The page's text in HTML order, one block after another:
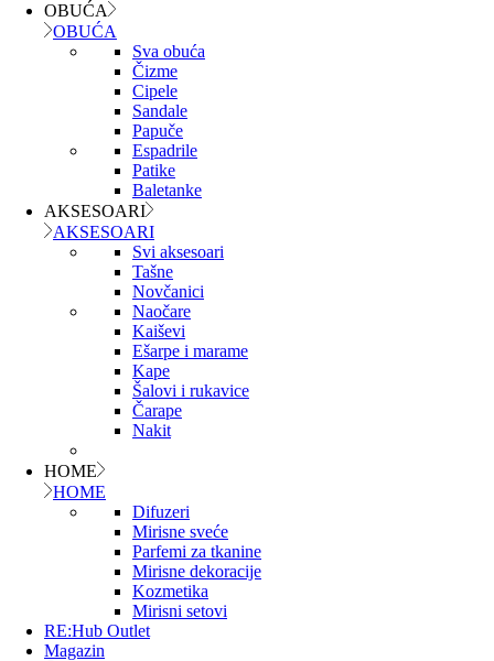
OBUĆA
OBUĆA
Sva obuća
Čizme
Cipele
Sandale
Papuče
Espadrile
Patike
Baletanke
AKSESOARI
AKSESOARI
Svi aksesoari
Tašne
Novčanici
Naočare
Kaiševi
Ešarpe i marame
Kape
Šalovi i rukavice
Čarape
Nakit
HOME
HOME
Difuzeri
Mirisne sveće
Parfemi za tkanine
Mirisne dekoracije
Kozmetika
Mirisni setovi
RE:Hub Outlet
Magazin